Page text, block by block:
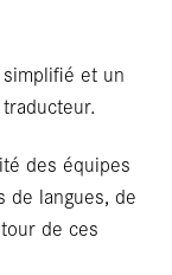
et un
des équipes
de langues, de
de ces